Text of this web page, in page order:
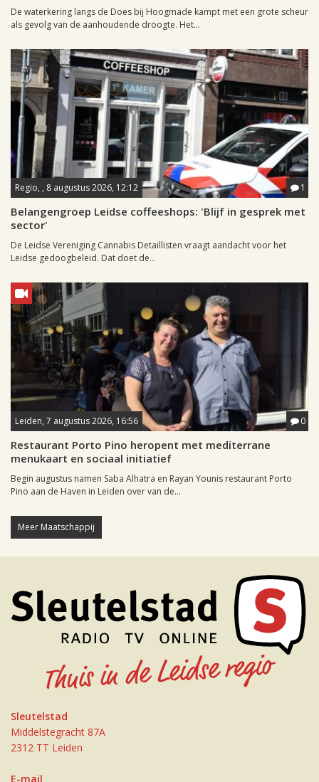
De waterkering langs de Does bij Hoogmade kampt met een grote scheur
als gevolg van de aanhoudende droogte. Het...
Regio, , 8 augustus 2026, 12:12 1
Belangengroep Leidse coffeeshops: 'Blijf in gesprek met
sector'
De Leidse Vereniging Cannabis Detaillisten vraagt aandacht voor het
Leidse gedoogbeleid. Dat doet de...
Leiden, 7 augustus 2026, 16:56 0
Restaurant Porto Pino heropent met mediterrane
menukaart en sociaal initiatief
Begin augustus namen Saba Alhatra en Rayan Younis restaurant Porto
Pino aan de Haven in Leiden over van de...
Meer Maatschappij
Sleutelstad
Middelstegracht 87A
2312 TT Leiden
E-mail